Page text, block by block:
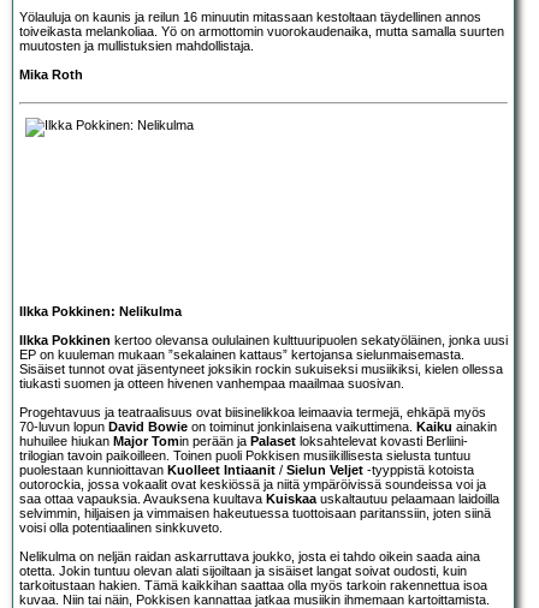
Yölauluja on kaunis ja reilun 16 minuutin mitassaan kestoltaan täydellinen annos
toiveikasta melankoliaa. Yö on armottomin vuorokaudenaika, mutta samalla suurten
muutosten ja mullistuksien mahdollistaja.
Mika Roth
Ilkka Pokkinen: Nelikulma
Ilkka Pokkinen kertoo olevansa oululainen kulttuuripuolen sekatyöläinen, jonka uusi
EP on kuuleman mukaan ”sekalainen kattaus” kertojansa sielunmaisemasta.
Sisäiset tunnot ovat jäsentyneet joksikin rockin sukuiseksi musiikiksi, kielen ollessa
tiukasti suomen ja otteen hivenen vanhempaa maailmaa suosivan.
Progehtavuus ja teatraalisuus ovat biisinelikkoa leimaavia termejä, ehkäpä myös
70-luvun lopun David Bowie on toiminut jonkinlaisena vaikuttimena. Kaiku ainakin
huhuilee hiukan Major Tomin perään ja Palaset loksahtelevat kovasti Berliini-
trilogian tavoin paikoilleen. Toinen puoli Pokkisen musiikillisesta sielusta tuntuu
puolestaan kunnioittavan Kuolleet Intiaanit / Sielun Veljet -tyyppistä kotoista
outorockia, jossa vokaalit ovat keskiössä ja niitä ympäröivissä soundeissa voi ja
saa ottaa vapauksia. Avauksena kuultava Kuiskaa uskaltautuu pelaamaan laidoilla
selvimmin, hiljaisen ja vimmaisen hakeutuessa tuottoisaan paritanssiin, joten siinä
voisi olla potentiaalinen sinkkuveto.
Nelikulma on neljän raidan askarruttava joukko, josta ei tahdo oikein saada aina
otetta. Jokin tuntuu olevan alati sijoiltaan ja sisäiset langat soivat oudosti, kuin
tarkoitustaan hakien. Tämä kaikkihan saattaa olla myös tarkoin rakennettua isoa
kuvaa. Niin tai näin, Pokkisen kannattaa jatkaa musiikin ihmemaan kartoittamista.